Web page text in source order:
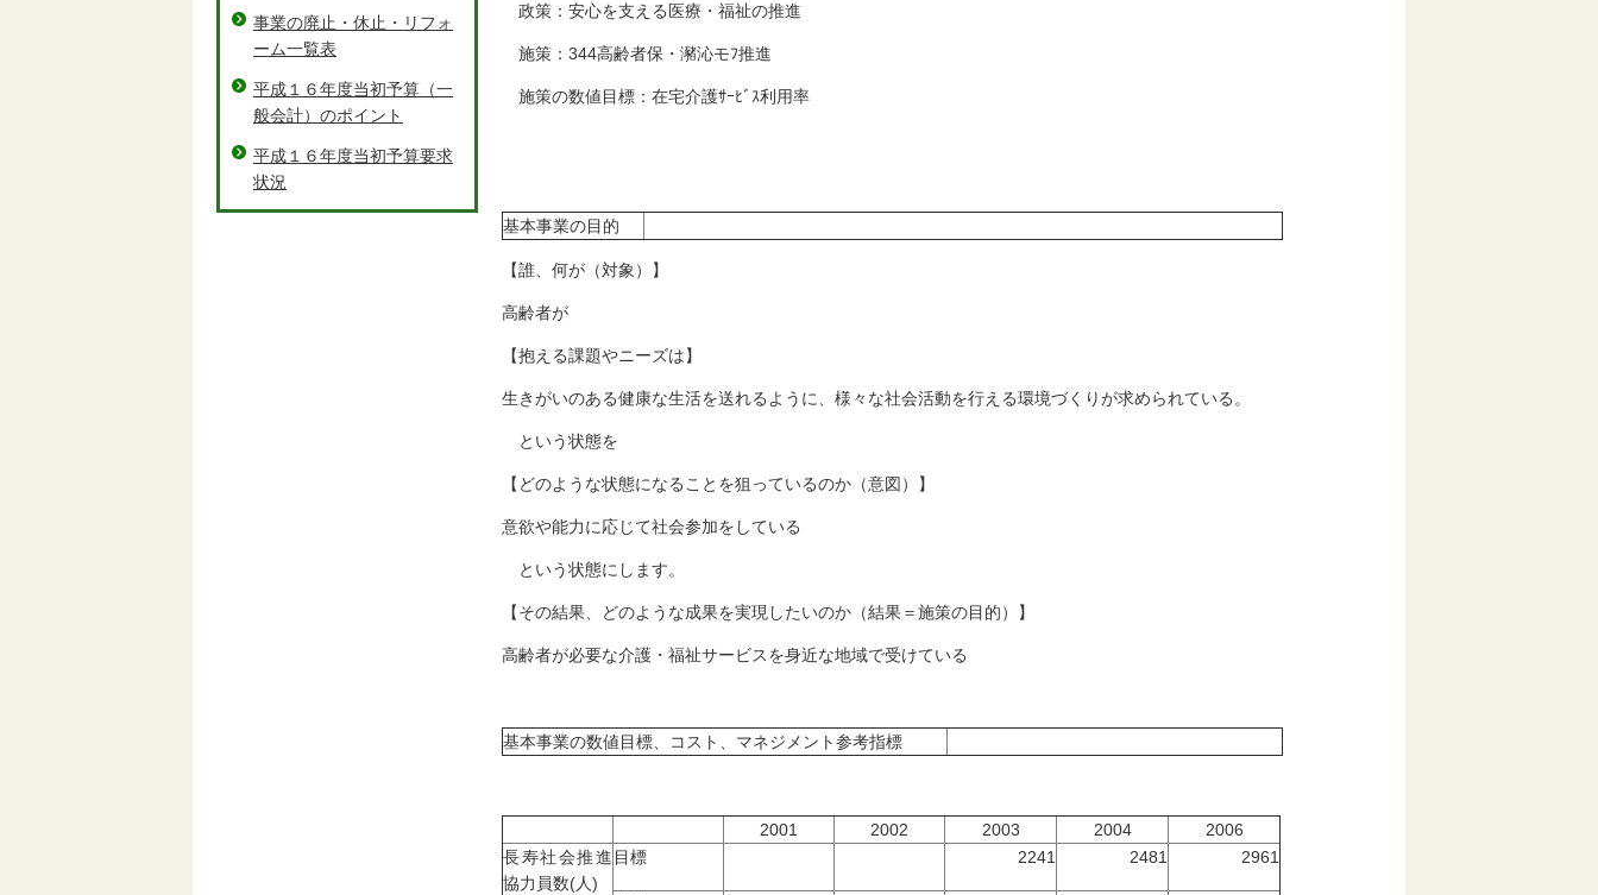
政策：安心を支える医療・福祉の推進
施策：344高齢者保・瀦沁モﾌ推進
施策の数値目標：在宅介護ｻｰﾋﾞｽ利用率
基本事業の目的
【誰、何が（対象）】
高齢者が
【抱える課題やニーズは】
生きがいのある健康な生活を送れるように、様々な社会活動を行える環境づくりが求められている。
という状態を
【どのような状態になることを狙っているのか（意図）】
意欲や能力に応じて社会参加をしている
という状態にします。
【その結果、どのような成果を実現したいのか（結果＝施策の目的）】
高齢者が必要な介護・福祉サービスを身近な地域で受けている
基本事業の数値目標、コスト、マネジメント参考指標
2001 2002 2003 2004
2006
長寿社会推進
協力員数(人)
目標 2241 2481 2961
事業の廃止・休止・リフォ
ーム一覧表
平成１６年度当初予算（一
般会計）のポイント
平成１６年度当初予算要求
状況